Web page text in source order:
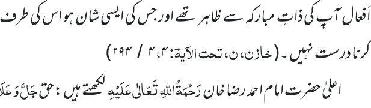
اَفعال آپ کی ذاتِ مبارکہ سے ظاہر تھے اور جس کی ایسی شان ہو اس کی
کرنا درست نہیں ۔(خازن، ن، تحت الآیۃ:۴،۴ /۲۹۴)
اعلیٰ حضرت امام احمد رضا خانرَحْمَۃُاللّٰہِ تَعَالٰی عَلَیْہِلکھتے ہیں :حقجَلَّ وَ